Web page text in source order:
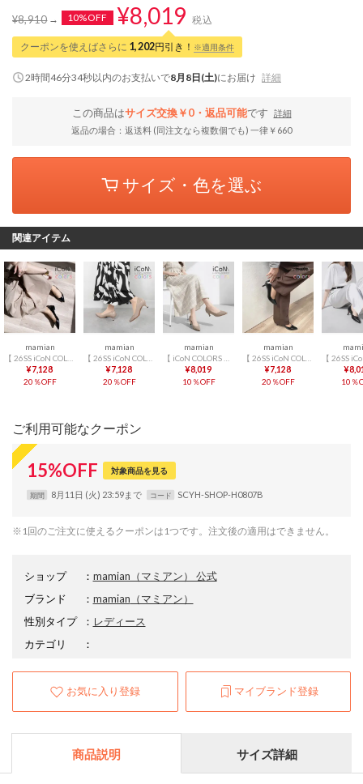
¥8,910 10%OFF ¥8,019 税込
クーポンを使えばさらに 1,202円引き！ ※適用条件
2時間46分33秒以内のお支払いで8月8日(土)にお届け 詳細
この商品はサイズ交換￥0・返品可能です
詳細
返品の場合：返送料 (同注文なら複数個でも) 一律￥660
サイズ・色を選ぶ
関連アイテム
mamian
¥7,128
20％OFF
mamian
¥7,128
20％OFF
mamian
¥8,019
10％OFF
mamian
¥7,128
20％OFF
10％
ご利用可能なクーポン
15%OFF 対象商品を見る
期間 8月11日 (火) 23:59まで コード SCYH-SHOP-H0807B
※1回のご注文に使えるクーポンは1つです。注文後の適用はできません。
ショップ ： mamian（マミアン） 公式
ブランド
： mamian （マミアン）
性別タイプ
： レディース
カテゴリ
：
お気に入り登録 マイブランド登録
商品説明 サイズ詳細